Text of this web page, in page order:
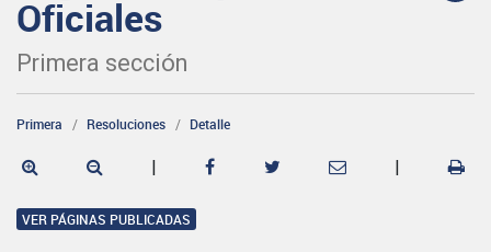
Oficiales
Primera sección
Primera Resoluciones Detalle
| |
VER PÁGINAS PUBLICADAS